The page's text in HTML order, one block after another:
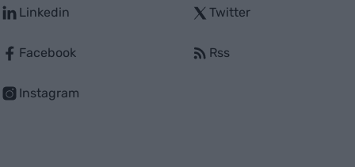
Linkedin
Facebook
Instagram
Twitter
Rss